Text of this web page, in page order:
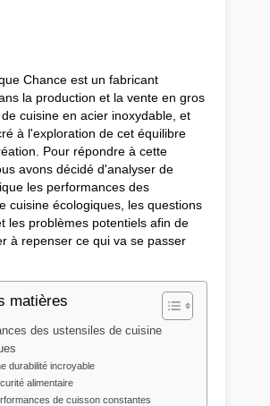
Chance est un fabricant
la production et la vente en gros
cuisine en acier inoxydable, et
à l'exploration de cet équilibre
Pour répondre à cette
avons décidé d'analyser de
les performances des
cuisine écologiques, les questions
les problèmes potentiels afin de
à repenser ce qui va se passer
matières
des ustensiles de cuisine
durabilité incroyable
alimentaire
de cuisson constantes